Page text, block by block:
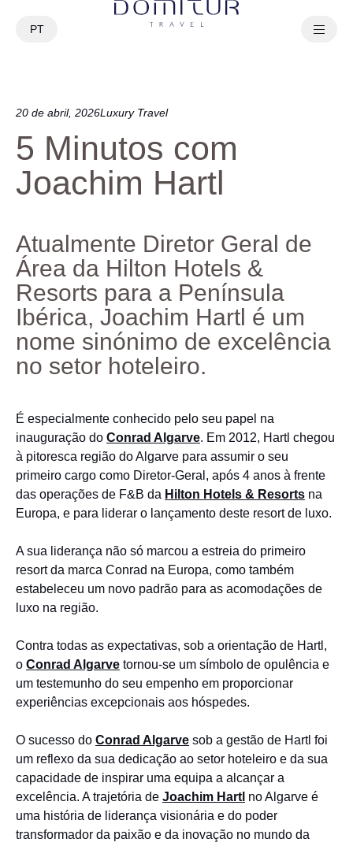
PT
20 de abril, 2026Luxury Travel
5 Minutos com
Joachim Hartl
Atualmente Diretor Geral de
Área da Hilton Hotels &
Resorts para a Península
Ibérica, Joachim Hartl é um
nome sinónimo de excelência
no setor hoteleiro.
É especialmente conhecido pelo seu papel na
inauguração do Conrad Algarve. Em 2012, Hartl chegou
à pitoresca região do Algarve para assumir o seu
primeiro cargo como Diretor-Geral, após 4 anos à frente
das operações de F&B da Hilton Hotels & Resorts na
Europa, e para liderar o lançamento deste resort de luxo.
A sua liderança não só marcou a estreia do primeiro
resort da marca Conrad na Europa, como também
estabeleceu um novo padrão para as acomodações de
luxo na região.
Contra todas as expectativas, sob a orientação de Hartl,
o Conrad Algarve tornou-se um símbolo de opulência e
um testemunho do seu empenho em proporcionar
experiências excepcionais aos hóspedes.
O sucesso do Conrad Algarve sob a gestão de Hartl foi
um reflexo da sua dedicação ao setor hoteleiro e da sua
capacidade de inspirar uma equipa a alcançar a
excelência. A trajetória de Joachim Hartl no Algarve é
uma história de liderança visionária e do poder
transformador da paixão e da inovação no mundo da